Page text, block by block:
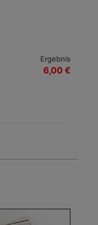
Ergebnis
6,00 €